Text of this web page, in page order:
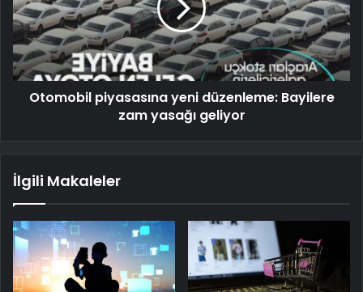
Otomobil piyasasına yeni düzenleme: Bayilere
zam yasağı geliyor
İlgili Makaleler